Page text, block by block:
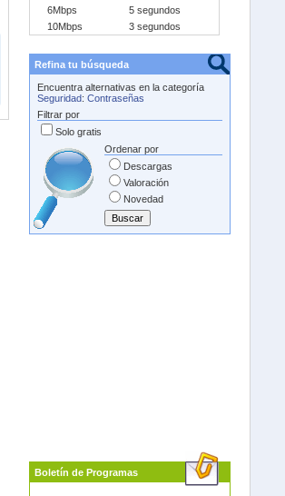
6Mbps
5 segundos
10Mbps
3 segundos
Refina tu búsqueda
Encuentra alternativas en la categoría
Seguridad: Contraseñas
Filtrar por
Solo gratis
Ordenar por
Descargas
Valoración
Novedad
Boletín de Programas